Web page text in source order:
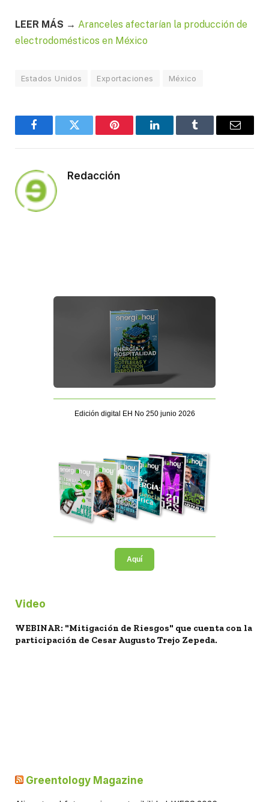
LEER MÁS → Aranceles afectarían la producción de
electrodomésticos en México
Estados Unidos Exportaciones México
FacebookTwitter Pinterest LinkedInTumblr Email
Redacción
Edición digital EH No 250 junio 2026
Aquí
Video
WEBINAR: "Mitigación de Riesgos" que cuenta con la
participación de Cesar Augusto Trejo Zepeda.
Greentology Magazine